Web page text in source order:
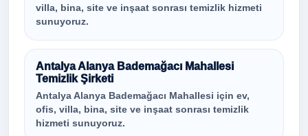
villa, bina, site ve inşaat sonrası temizlik hizmeti
sunuyoruz.
Antalya Alanya Bademağacı Mahallesi
Temizlik Şirketi
Antalya Alanya Bademağacı Mahallesi için ev,
ofis, villa, bina, site ve inşaat sonrası temizlik
hizmeti sunuyoruz.